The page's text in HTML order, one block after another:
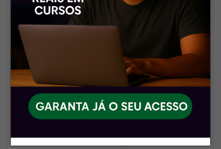
Navegação fácil, pastas bem
estruturadas e conteúdo pronto
pra você aproveitar ao máximo.
💸
Preço que cabe no seu
orçamento
Alta qualidade com valor
acessível. Porque estudar com
material bom não precisa custar